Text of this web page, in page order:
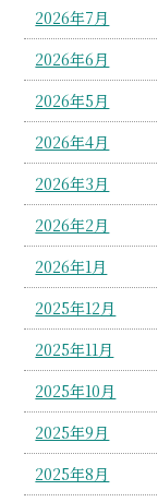
2026年7月
2026年6月
2026年5月
2026年4月
2026年3月
2026年2月
2026年1月
2025年12月
2025年11月
2025年10月
2025年9月
2025年8月